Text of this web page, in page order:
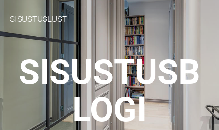
SISUSTUSLUST
SISUSTUSB
LOGI